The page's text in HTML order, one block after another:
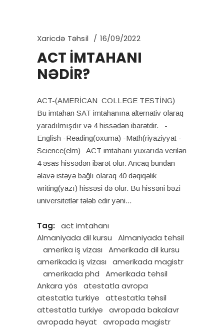
Xaricdə Təhsil 16/09/2022
ACT İMTAHANI
NƏDİR?
ACT-(AMERİCAN COLLEGE TESTİNG)
Bu imtahan SAT imtahanına alternativ olaraq
yaradılmışdır və 4 hissədən ibarətdir. -
English -Reading(oxuma) -Math(riyaziyyat -
Science(elm) ACT imtahanı yuxarıda verilən
4 əsas hissədən ibarət olur. Ancaq bundan
əlavə istəyə bağlı olaraq 40 dəqiqəlik
writing(yazı) hissəsi də olur. Bu hissəni bəzi
universitetlər tələb edir yəni
Tag:
act imtahanı
Almaniyada dil kursu
Almaniyada tehsil
amerika iş vizası
Amerikada dil kursu
amerikada iş vizası
amerikada magistr
amerikada phd
Amerikada tehsil
Ankara yös
atestatla avropa
atestatla turkiye
attestatla təhsil
attestatla turkiye
avropada bakalavr
avropada həyat
avropada magistr